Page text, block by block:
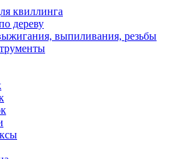
квиллинга
дереву
выпиливания, резьбы